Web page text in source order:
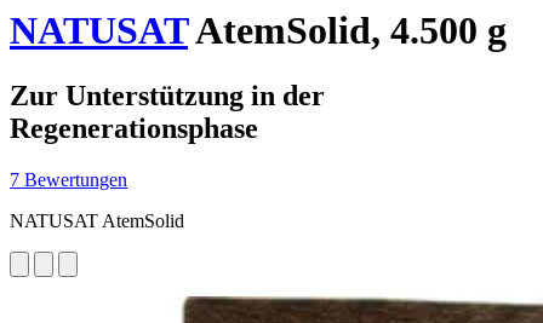
NATUSATAtemSolid, 4.500 g
Zur Unterstützung in der
Regenerationsphase
7 Bewertungen
NATUSAT AtemSolid